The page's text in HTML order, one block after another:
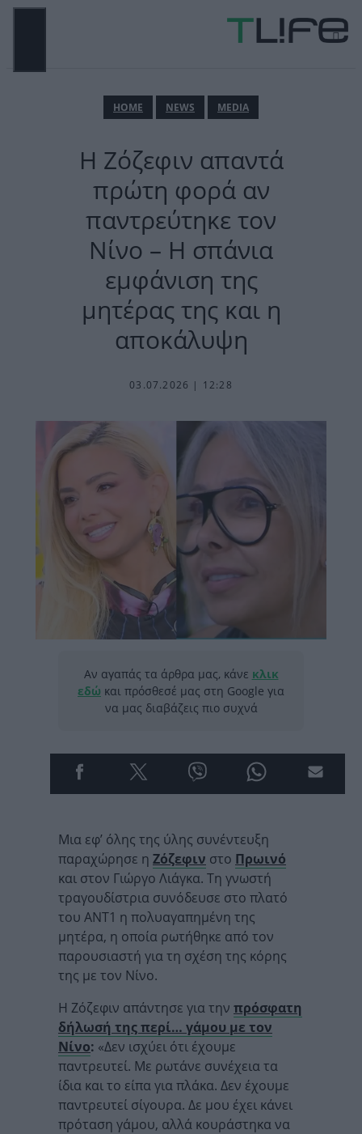
Μετάβαση
ΗΟΜΕ NEWS MEDIA
Η Ζόζεφιν απαντά
πρώτη φορά αν
παντρεύτηκε τον
Νίνο – Η σπάνια
εμφάνιση της
μητέρας της και η
αποκάλυψη
03.07.2026 | 12:28
Αν αγαπάς τα άρθρα μας, κάνε κλικ
εδώ και πρόσθεσέ μας στη Google για
να μας διαβάζεις πιο συχνά
Μια εφ’ όλης της ύλης συνέντευξη
παραχώρησε η Ζόζεφιν στο Πρωινό
και στον Γιώργο Λιάγκα. Τη γνωστή
τραγουδίστρια συνόδευσε στο πλατό
του ΑΝΤ1 η πολυαγαπημένη της
μητέρα, η οποία ρωτήθηκε από τον
παρουσιαστή για τη σχέση της κόρης
της με τον Νίνο.
Η Ζόζεφιν απάντησε για την πρόσφατη
δήλωσή της περί… γάμου με τον
Νίνο: «Δεν ισχύει ότι έχουμε
παντρευτεί. Με ρωτάνε συνέχεια τα
ίδια και το είπα για πλάκα. Δεν έχουμε
παντρευτεί σίγουρα. Δε μου έχει κάνει
πρόταση γάμου, αλλά κουράστηκα να